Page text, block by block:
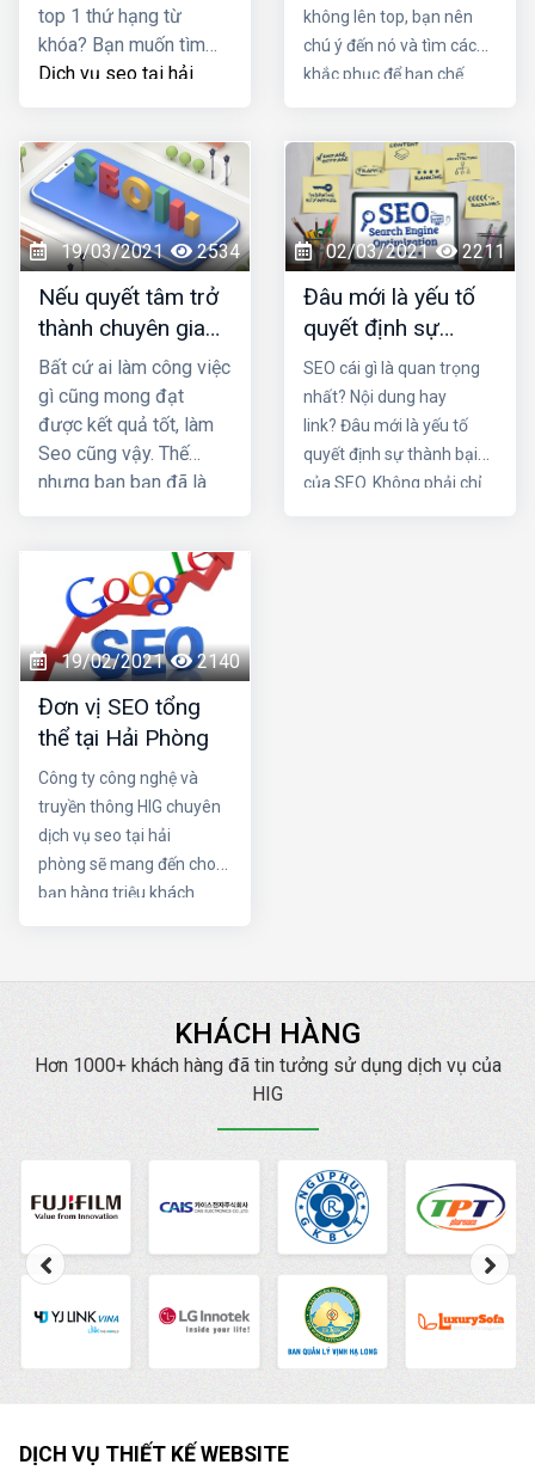
top 1 thứ hạng từ
khóa? Bạn muốn tìm
Dịch vụ seo tại hải
tăng doanh thu sản
phẩm và tiết kiệm chi
phí quảng cáo? Đọc
ngay bài viết dưới đây
không lên top, bạn nên
chú ý đến nó và tìm cách
khắc phục để hạn chế
bài viết này Đơn vị seo ở
hải phòng sẽ mách bạn lý
do tại sao seo mãi không
lên top nhé!
19/03/2021 2534
Nếu quyết tâm trở
thành chuyên gia
seo, cần những
thói quen nào?
Bất cứ ai làm công việc
gì cũng mong đạt
được kết quả tốt, làm
Seo cũng vậy. Thế
nhưng bạn bạn đã là
bị các đối thủ vượt
mặt. Vậy làm sao để
trở thành một seo
giỏi. Nếu quyết tâm trở
thành chuyên gia seo,
cần những thói quen
nào?
02/03/2021 2211
Đâu mới là yếu tố
quyết định sự
thành bại của SEO
SEO cái gì là quan trọng
nhất? Nội dung hay
link? Đâu mới là yếu tố
quyết định sự thành bại
của SEO. Không phải chỉ
19/02/2021 2140
Đơn vị SEO tổng
thể tại Hải Phòng
Công ty công nghệ và
truyền thông HIG chuyên
dịch vụ seo tại hải
phòng sẽ mang đến cho
bạn hàng triệu khách
mang lại doanh thu cao
KHÁCH HÀNG
Hơn 1000+ khách hàng đã tin tưởng sử dụng dịch vụ của
HIG
DỊCH VỤ THIẾT KẾ WEBSITE